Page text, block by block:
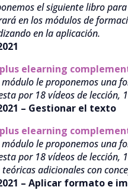
el siguiente libro
en los módulos de
en la aplicación.
elearning
módulo le proponemos una
por 18 vídeos de lección,
– Gestionar el texto
elearning
módulo le proponemos una
por 18 vídeos de lección,
adicionales con
– Aplicar formato e